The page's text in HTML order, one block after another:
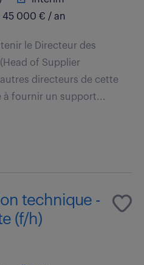
000 € / an
le Directeur des
of Supplier
directeurs de cette
à fournir un support...
technique -
(f/h)